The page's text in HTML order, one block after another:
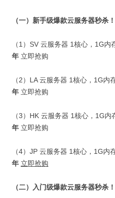
（一）新手级爆款云服务器秒杀
（1 ） SV 云服务器 1核心， 1G内
年 立即抢购
（2） LA云服务器 1核心， 1G内
年 立即抢购
（3） HK 云服务器 1核心， 1G内
年 立即抢购
（4） JP 云服务器 1核心， 1G内
年 立即抢购
（二）入门级爆款云服务器秒杀